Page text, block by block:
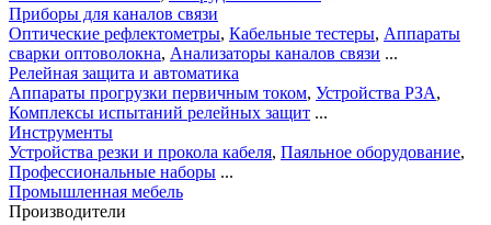
Приборы для каналов связи
Оптические рефлектометры, Кабельные тестеры, Аппараты
сварки оптоволокна, Анализаторы каналов связи ...
Релейная защита и автоматика
Аппараты прогрузки первичным током, Устройства РЗА,
Комплексы испытаний релейных защит ...
Инструменты
Устройства резки и прокола кабеля, Паяльное оборудование,
Профессиональные наборы ...
Промышленная мебель
Производители